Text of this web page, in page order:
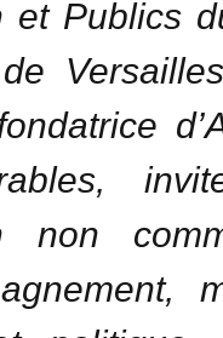
et Publics
non